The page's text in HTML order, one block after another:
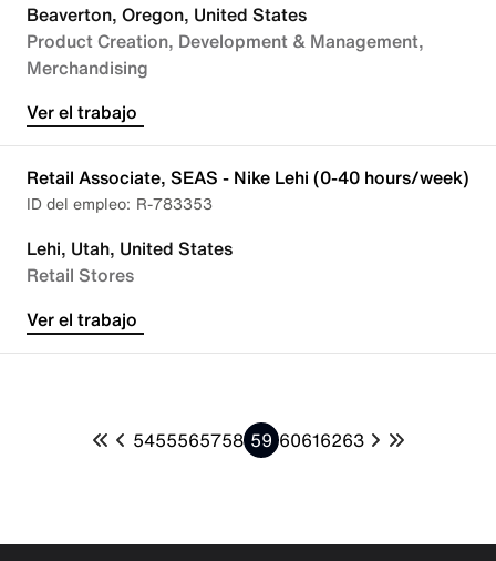
Beaverton, Oregon, United States
Product Creation, Development & Management
Merchandising
Ver el trabajo
Retail Associate, SEAS - Nike Lehi (0-40 hours/week)
R-783353
Lehi, Utah, United States
Retail Stores
Ver el trabajo
5455565758 59 60616263